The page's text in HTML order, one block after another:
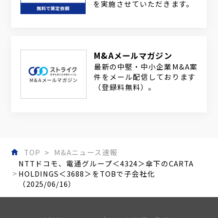
を実施させていただきます。
M&Aメールマガジン
最新の中堅・中小企業M&A案
件をメール配信しております
（登録料無料）。
TOP
M&Aニュース速報
NTTドコモ、電通グループ＜4324＞傘下のCARTA
HOLDINGS＜3688＞をTOBで子会社化
（2025/06/16）